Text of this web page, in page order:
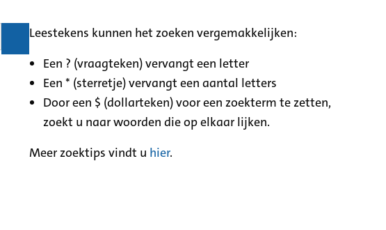
Leestekens kunnen het zoeken vergemakkelijken:
Een ? (vraagteken) vervangt een letter
Een * (sterretje) vervangt een aantal letters
Door een $ (dollarteken) voor een zoekterm te zetten,
zoekt u naar woorden die op elkaar lijken.
Meer zoektips vindt u hier.